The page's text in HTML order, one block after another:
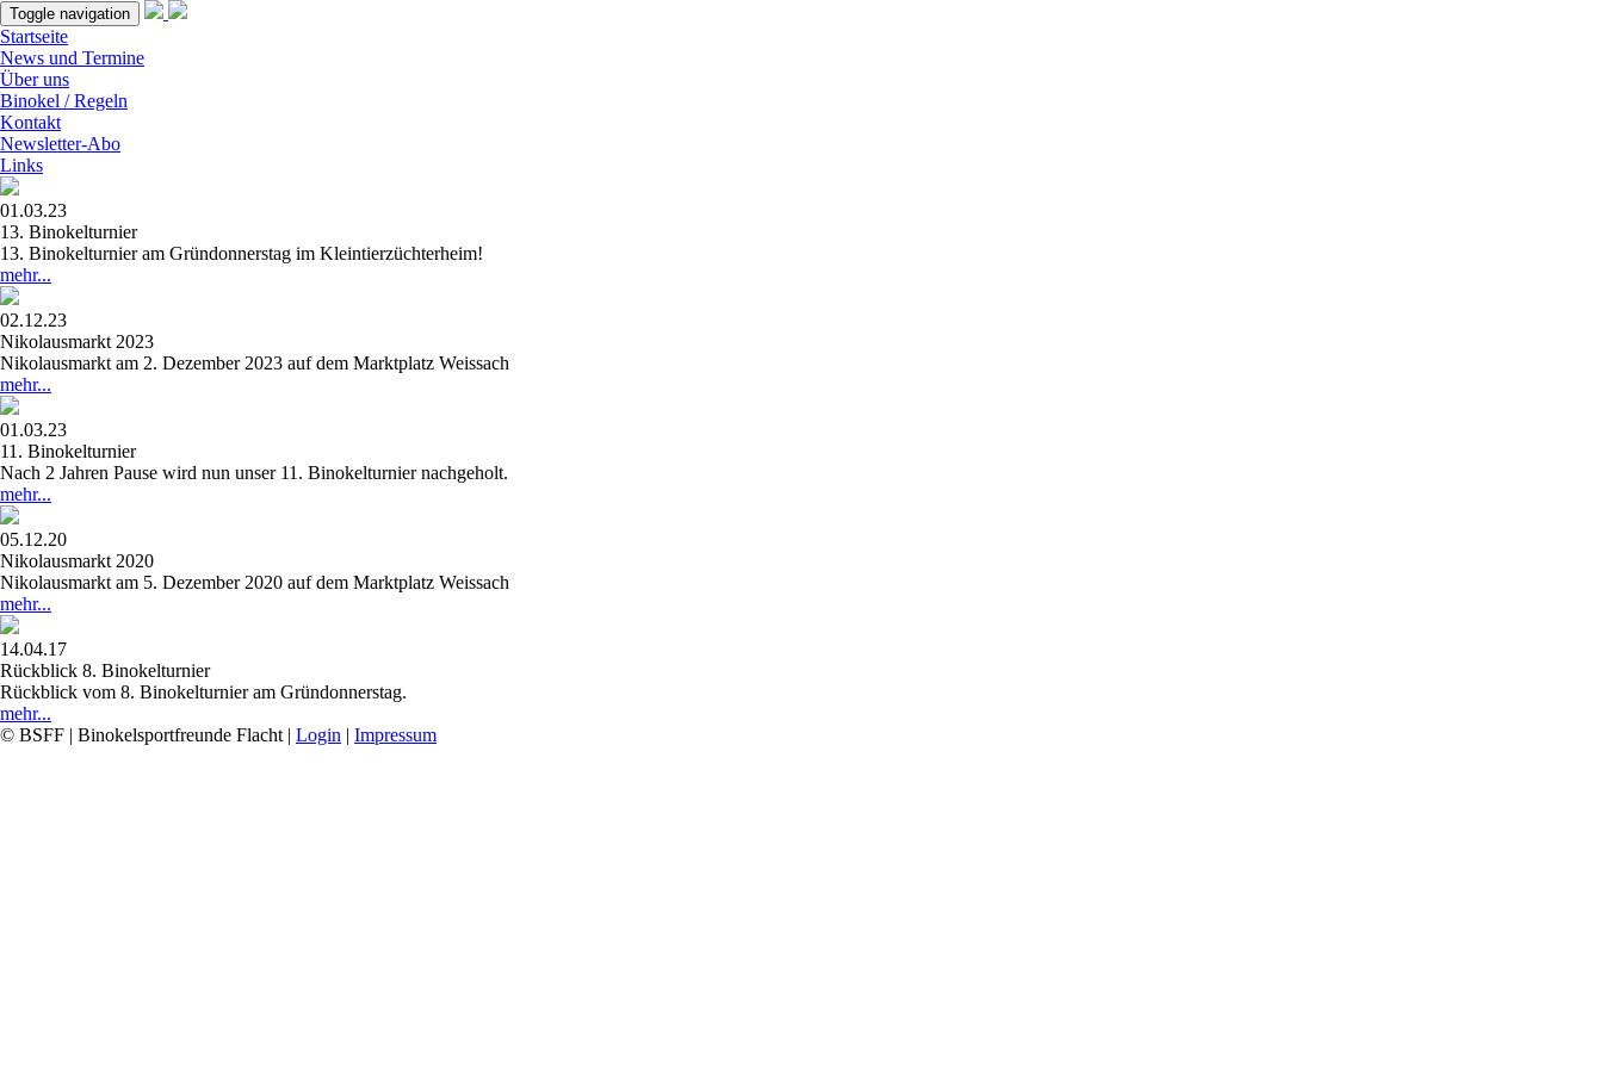
Toggle navigation
Startseite
News und Termine
Über uns
Binokel / Regeln
Kontakt
Newsletter-Abo
Links
01.03.23
13. Binokelturnier
13. Binokelturnier am Gründonnerstag im Kleintierzüchterheim!
mehr...
02.12.23
Nikolausmarkt 2023
Nikolausmarkt am 2. Dezember 2023 auf dem Marktplatz Weissach
mehr...
01.03.23
11. Binokelturnier
Nach 2 Jahren Pause wird nun unser 11. Binokelturnier nachgeholt.
mehr...
05.12.20
Nikolausmarkt 2020
Nikolausmarkt am 5. Dezember 2020 auf dem Marktplatz Weissach
mehr...
14.04.17
Rückblick 8. Binokelturnier
Rückblick vom 8. Binokelturnier am Gründonnerstag.
mehr...
© BSFF | Binokelsportfreunde Flacht | Login | Impressum